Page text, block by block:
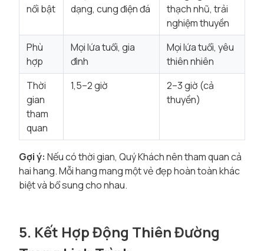
nổi bật
dạng, cung điện đá
thạch nhũ, trải
nghiệm thuyền
Phù
hợp
Mọi lứa tuổi, gia
đình
Mọi lứa tuổi, yêu
thiên nhiên
Thời
gian
tham
quan
1,5–2 giờ
2–3 giờ (cả
thuyền)
Gợi ý: Nếu có thời gian, Quý Khách nên tham quan cả
hai hang. Mỗi hang mang một vẻ đẹp hoàn toàn khác
biệt và bổ sung cho nhau.
5. Kết Hợp Động Thiên Đường